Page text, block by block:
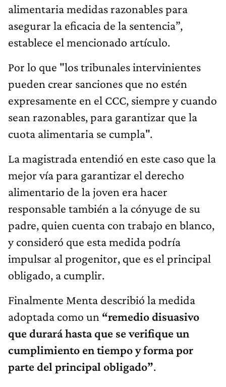
alimentaria medidas razonables para
asegurar la eficacia de la sentencia”,
establece el mencionado artículo.
Por lo que "los tribunales intervinientes
pueden crear sanciones que no estén
expresamente en el CCC, siempre y cuando
sean razonables, para garantizar que la
cuota alimentaria se cumpla".
La magistrada entendió en este caso que la
mejor vía para garantizar el derecho
alimentario de la joven era hacer
responsable también a la cónyuge de su
padre, quien cuenta con trabajo en blanco,
y consideró que esta medida podría
impulsar al progenitor, que es el principal
obligado, a cumplir.
Finalmente Menta describió la medida
adoptada como un “remedio disuasivo
que durará hasta que se verifique un
cumplimiento en tiempo y forma por
parte del principal obligado”.